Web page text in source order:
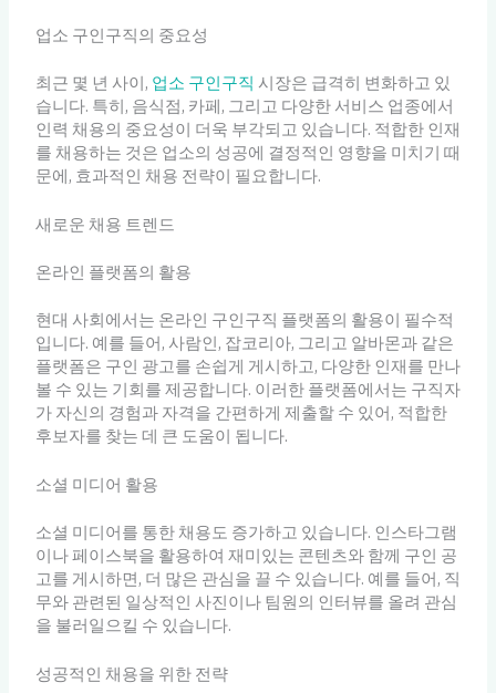
업소 구인구직의 중요성
최근 몇 년 사이, 업소 구인구직 시장은 급격히 변화하고 있
습니다. 특히, 음식점, 카페, 그리고 다양한 서비스 업종에서
인력 채용의 중요성이 더욱 부각되고 있습니다. 적합한 인재
를 채용하는 것은 업소의 성공에 결정적인 영향을 미치기 때
문에, 효과적인 채용 전략이 필요합니다.
새로운 채용 트렌드
온라인 플랫폼의 활용
현대 사회에서는 온라인 구인구직 플랫폼의 활용이 필수적
입니다. 예를 들어, 사람인, 잡코리아, 그리고 알바몬과 같은
플랫폼은 구인 광고를 손쉽게 게시하고, 다양한 인재를 만나
볼 수 있는 기회를 제공합니다. 이러한 플랫폼에서는 구직자
가 자신의 경험과 자격을 간편하게 제출할 수 있어, 적합한
후보자를 찾는 데 큰 도움이 됩니다.
소셜 미디어 활용
소셜 미디어를 통한 채용도 증가하고 있습니다. 인스타그램
이나 페이스북을 활용하여 재미있는 콘텐츠와 함께 구인 공
고를 게시하면, 더 많은 관심을 끌 수 있습니다. 예를 들어, 직
무와 관련된 일상적인 사진이나 팀원의 인터뷰를 올려 관심
을 불러일으킬 수 있습니다.
성공적인 채용을 위한 전략